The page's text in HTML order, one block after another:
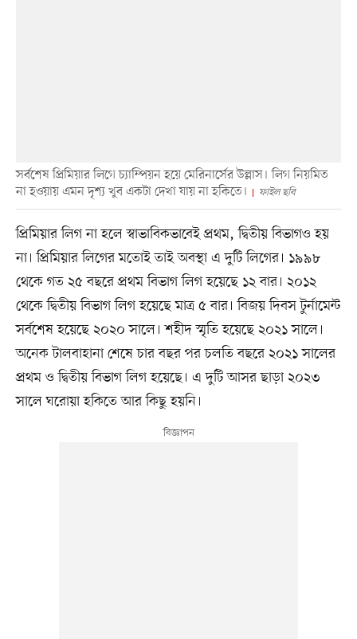
সর্বশেষ প্রিমিয়ার লিগে চ্যাম্পিয়ন হয়ে মেরিনার্সের উল্লাস। লিগ নিয়মিত
না হওয়ায় এমন দৃশ্য খুব একটা দেখা যায় না হকিতে।
ফাইল ছবি
প্রিমিয়ার লিগ না হলে স্বাভাবিকভাবেই প্রথম, দ্বিতীয় বিভাগও হয়
না। প্রিমিয়ার লিগের মতোই তাই অবস্থা এ দুটি লিগের। ১৯৯৮
থেকে গত ২৫ বছরে প্রথম বিভাগ লিগ হয়েছে ১২ বার। ২০১২
থেকে দ্বিতীয় বিভাগ লিগ হয়েছে মাত্র ৫ বার। বিজয় দিবস টুর্নামেন্ট
সর্বশেষ হয়েছে ২০২০ সালে। শহীদ স্মৃতি হয়েছে ২০২১ সালে।
অনেক টালবাহানা শেষে চার বছর পর চলতি বছরে ২০২১ সালের
প্রথম ও দ্বিতীয় বিভাগ লিগ হয়েছে। এ দুটি আসর ছাড়া ২০২৩
সালে ঘরোয়া হকিতে আর কিছু হয়নি।